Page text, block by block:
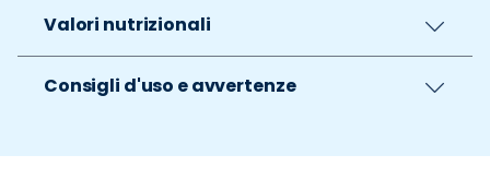
Valori nutrizionali
Consigli d'uso e avvertenze